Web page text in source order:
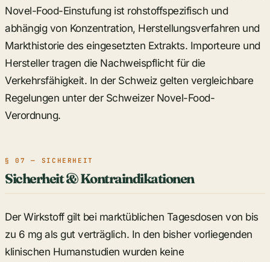
Novel-Food-Einstufung ist rohstoffspezifisch und
abhängig von Konzentration, Herstellungsverfahren und
Markthistorie des eingesetzten Extrakts. Importeure und
Hersteller tragen die Nachweispflicht für die
Verkehrsfähigkeit. In der Schweiz gelten vergleichbare
Regelungen unter der Schweizer Novel-Food-
Verordnung.
§ 07 — SICHERHEIT
Sicherheit & Kontraindikationen
Der Wirkstoff gilt bei marktüblichen Tagesdosen von bis
zu 6 mg als gut verträglich. In den bisher vorliegenden
klinischen Humanstudien wurden keine